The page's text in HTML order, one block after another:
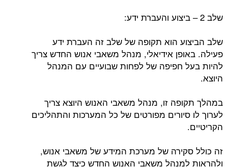
שלב 2 – ביצוע והעברת ידע:
שלב הביצוע הוא תקופה של שלב זה העברת ידע
פעילה. באופן אידיאלי, מנהל משאבי אנוש החדש צריך
להיות בעל חפיפה של לפחות שבועיים עם המנהל
היוצא.
במהלך תקופה זו, מנהל משאבי האנוש היוצא צריך
לערוך לו סיורים מפורטים של כל המערכות והתהליכים
הקריטיים.
זה כולל סקירה של מערכת המידע של משאבי אנוש,
ולהראות למנהל משאבי האנוש החדש כיצד לגשת